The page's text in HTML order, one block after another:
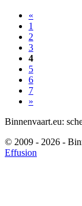
«
1
2
3
4
5
6
7
»
Binnenvaart.eu:
© 2009 - 2026 -
Effusion